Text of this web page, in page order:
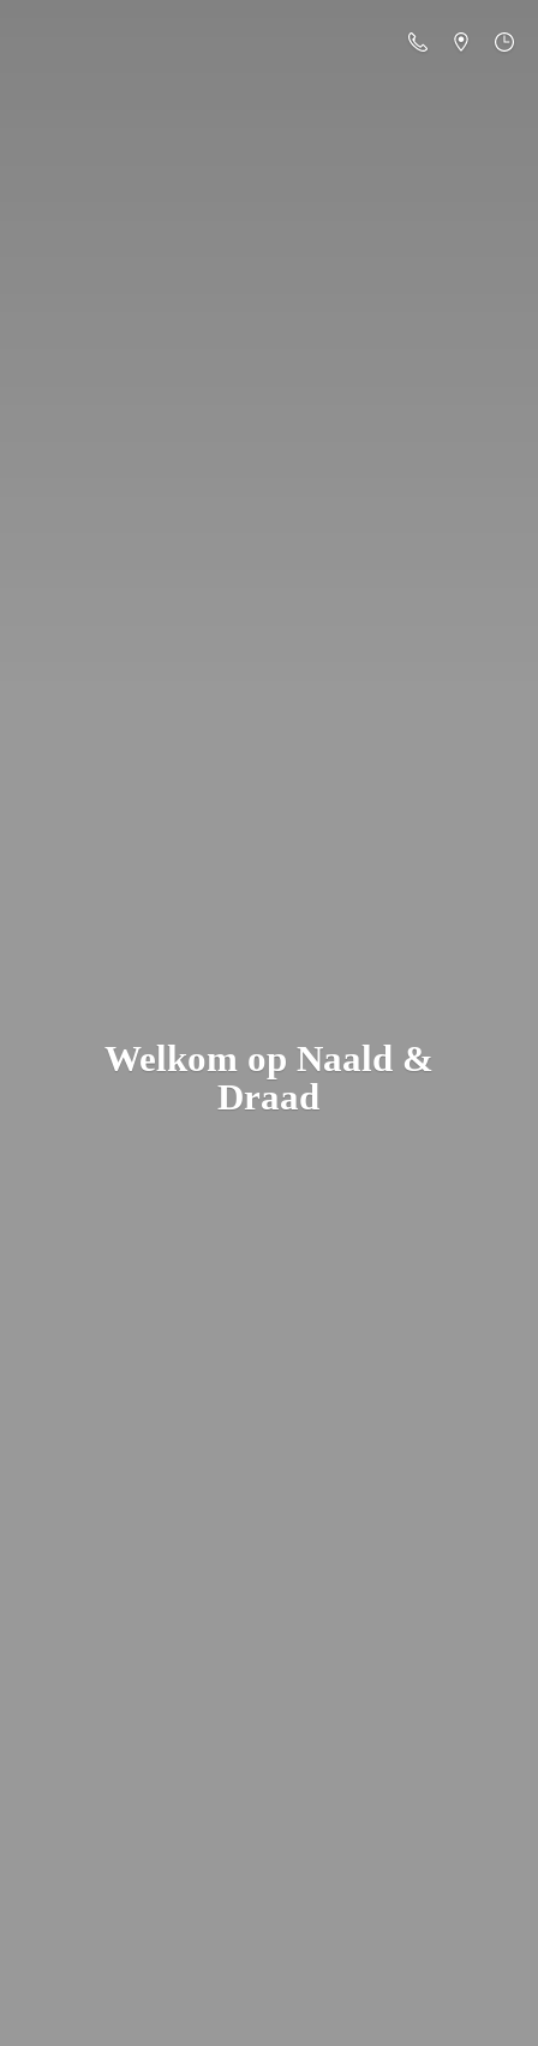
Welkom op Naald &
Draad